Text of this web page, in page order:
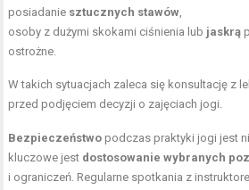
posiadanie sztucznych stawów
osoby z dużymi skokami ciśnienia lub jaskrą
ostrożne.
W takich sytuacjach zaleca się konsultację z
przed podjęciem decyzji o zajęciach jogi.
Bezpieczeństwo podczas praktyki jogi jest
kluczowe jest dostosowanie wybranych
i ograniczeń. Regularne spotkania z